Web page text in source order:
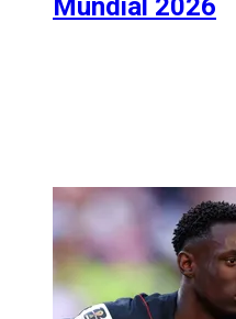
Mundial 2026